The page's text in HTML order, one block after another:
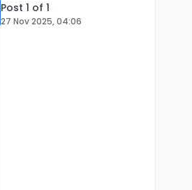
Post 1 of 1
27 Nov 2025, 04:06